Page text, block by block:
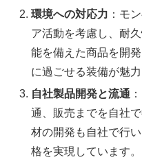
環境への対応力 ：モ
ア活動を考慮し、耐
能を備えた商品を開
に過ごせる装備が魅力
自社製品開発と流通
通、販売までを自社
材の開発も自社で行
格を実現しています。